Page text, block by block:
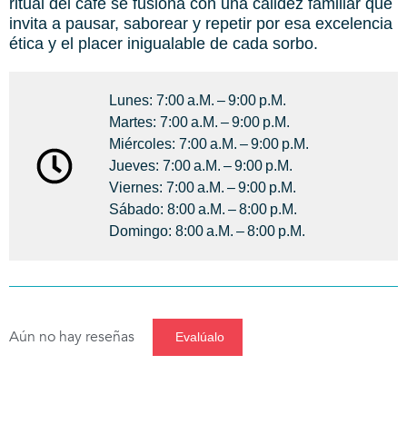
invita a pausar, saborear y repetir por esa excelencia
ética y el placer inigualable de cada sorbo.
Lunes: 7:00 A.m. – 9:00 P.m.
Martes: 7:00 A.m. – 9:00 P.m.
Miércoles: 7:00 A.m. – 9:00 P.m.
Jueves: 7:00 A.m. – 9:00 P.m.
Viernes: 7:00 A.m. – 9:00 P.m.
Sábado: 8:00 A.m. – 8:00 P.m.
Domingo: 8:00 A.m. – 8:00 P.m.
Aún no hay reseñas Evalúalo